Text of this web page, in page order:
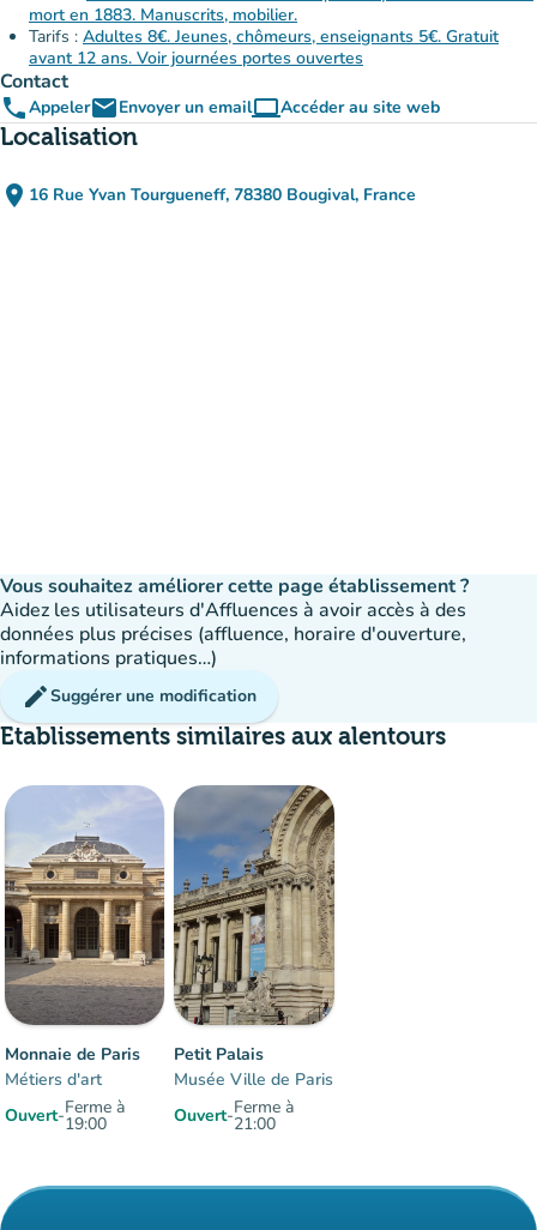
mort en 1883. Manuscrits, mobilier.
Tarifs : Adultes 8€. Jeunes, chômeurs, enseignants 5€. Gratuit
avant 12 ans. Voir journées portes ouvertes
Contact
phoneAppeleremailEnvoyer un emailcomputerAccéder au site web
(nouvel onglet)
Localisation
place 16 Rue Yvan Tourgueneff, 78380 Bougival, France
(ouvrir dans Google Maps)
(nouvel onglet)
Vous souhaitez améliorer cette page établissement ?
Aidez les utilisateurs d'Affluences à avoir accès à des
données plus précises (affluence, horaire d'ouverture,
informations pratiques…)
editSuggérer une modification
Etablissements similaires aux alentours
Monnaie de Paris
Métiers d'art
Ouvert-Ferme à
19:00
Petit Palais
Musée Ville de Paris
Ouvert-Ferme à
21:00
Affluence
man